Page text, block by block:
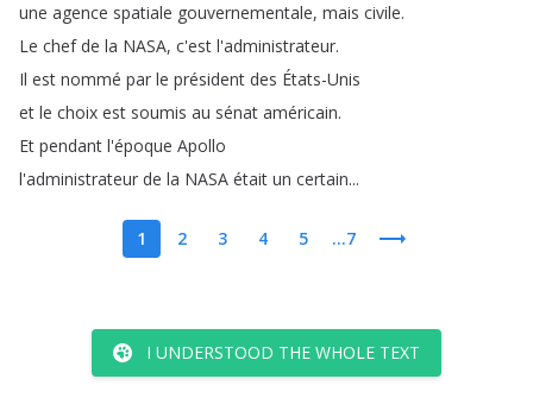
une agence spatiale gouvernementale, mais civile.
Le chef de la NASA, c'est l'administrateur.
Il est nommé par le président des États-Unis
et le choix est soumis au sénat américain.
Et pendant l'époque Apollo
l'administrateur de la NASA était un certain...
1 2 3 4 5 ...7
I UNDERSTOOD THE WHOLE TEXT